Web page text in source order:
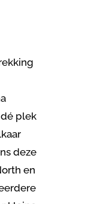
plek
deze
en